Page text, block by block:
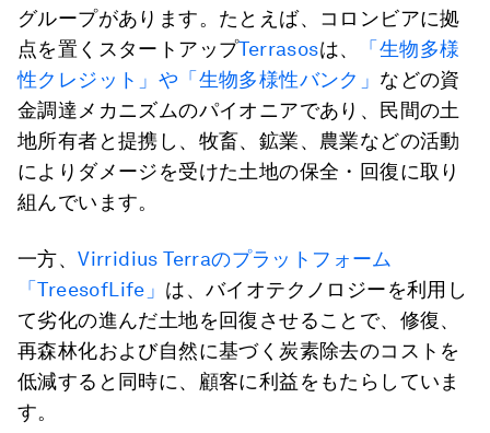
グループがあります。たとえば、コロンビアに拠
点を置くスタートアップTerrasosは、
「生物多様
性クレジット」や「生物多様性バンク」 などの資
金調達メカニズムのパイオニアであり、民間の土
地所有者と提携し、牧畜、鉱業、農業などの活動
によりダメージを受けた土地の保全・回復に取り
組んでいます。
一方、Virridius Terraのプラットフォーム
「TreesofLife」 は、バイオテクノロジーを利用し
て劣化の進んだ土地を回復させることで、修復、
再森林化および自然に基づく炭素除去のコストを
低減すると同時に、顧客に利益をもたらしていま
す。